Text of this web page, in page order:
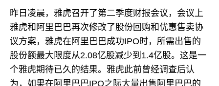
昨日凌晨，雅虎召开了第二季度财报会议，会议上
雅虎和阿里巴巴再次修改了股份回购和优惠售卖协
议方案，雅虎在阿里巴巴成功IPO时，所需出售的
股份额最大限度从2.08亿股减少到1.4亿股。这是一
个雅虎期待已久的结果。雅虎此前曾经调查后认
为，如果在阿里巴巴IPO之际大量出售阿里巴巴的